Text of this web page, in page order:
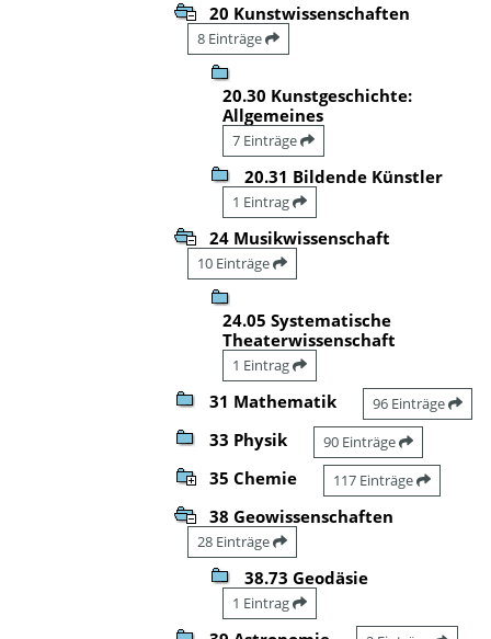
20 Kunstwissenschaften
8 Einträge
20.30 Kunstgeschichte:
Allgemeines
7 Einträge
20.31 Bildende Künstler
1 Eintrag
24 Musikwissenschaft
10 Einträge
24.05 Systematische
Theaterwissenschaft
1 Eintrag
31 Mathematik 96 Einträge
33 Physik 90 Einträge
35 Chemie 117 Einträge
38 Geowissenschaften
28 Einträge
38.73 Geodäsie
1 Eintrag